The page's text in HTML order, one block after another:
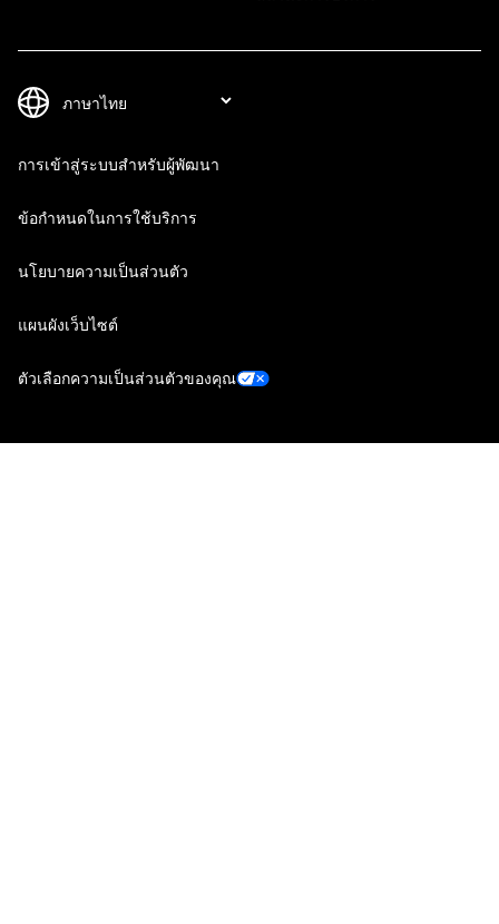
การเข้าสู่ระบบสำหรับผู้พัฒนา
ข้อกำหนดในการใช้บริการ
นโยบายความเป็นส่วนตัว
แผนผังเว็บไซต์
ตัวเลือกความเป็นส่วนตัวของคุณ